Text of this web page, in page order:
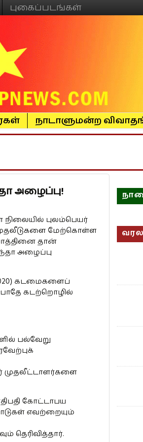
புகைப்படங்கள்
நாடாளுமன்ற
அழைப்பு!
நிலையில் புலம்பெயர்
மேற்கொள்ள
தான்
அழைப்பு
கடமைகளைப்
கடற்றொழில்
பல்வேறு
முதலீட்டாளர்களை
கோட்டாபய
எவற்றையும்
தெரிவித்தார்.